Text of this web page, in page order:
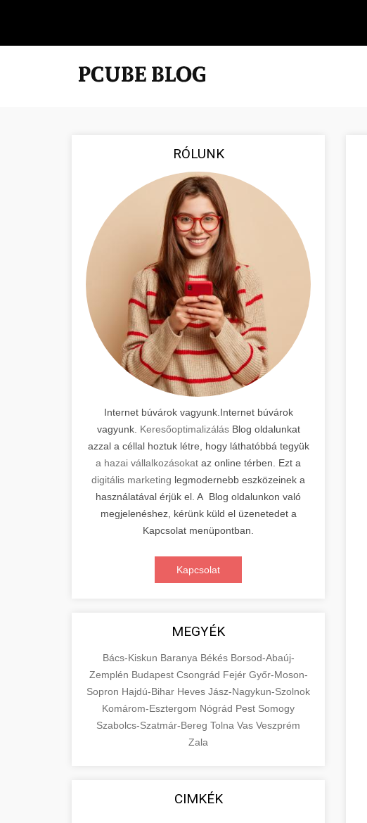
RÓLUNK
Internet búvárok vagyunk.Internet búvárok
vagyunk. KeresőoptimalizálásBlog oldalunkat
azzal a céllal hoztuk létre, hogy láthatóbbá tegyük
a hazai vállalkozásokat az online térben. Ezt a
digitális marketing legmodernebb eszközeinek a
használatával érjük el. A Blog oldalunkon való
megjelenéshez, kérünk küld el üzenetedet a
Kapcsolat menüpontban.
Kapcsolat
MEGYÉK
Bács-Kiskun Baranya Békés Borsod-Abaúj-
Zemplén Budapest Csongrád Fejér Győr-Moson-
Sopron Hajdú-Bihar Heves Jász-Nagykun-Szolnok
Komárom-Esztergom Nógrád Pest Somogy
Szabolcs-Szatmár-Bereg Tolna Vas Veszprém
Zala
CIMKÉK